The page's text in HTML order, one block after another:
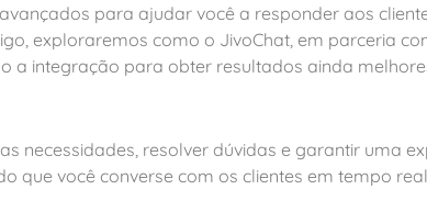
para ajudar você a responder aos
exploraremos como o JivoChat, em parceria
a integração para obter resultados ainda
necessidades, resolver dúvidas e garantir uma
que você converse com os clientes em tempo